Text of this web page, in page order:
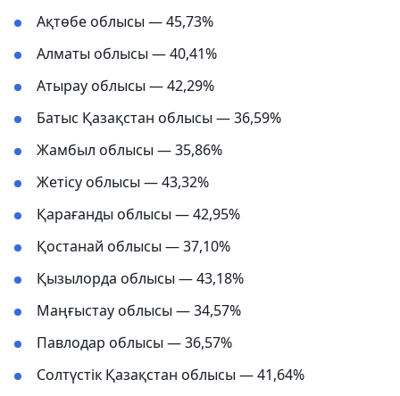
Ақтөбе облысы — 45,73%
Алматы облысы — 40,41%
Атырау облысы — 42,29%
Батыс Қазақстан облысы — 36,59%
Жамбыл облысы — 35,86%
Жетісу облысы — 43,32%
Қарағанды облысы — 42,95%
Қостанай облысы — 37,10%
Қызылорда облысы — 43,18%
Маңғыстау облысы — 34,57%
Павлодар облысы — 36,57%
Солтүстік Қазақстан облысы — 41,64%